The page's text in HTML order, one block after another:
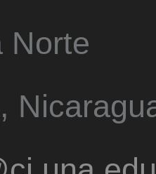
Norte